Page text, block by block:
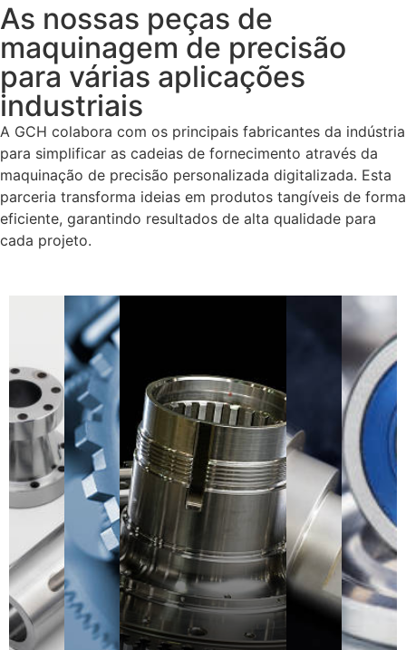
As nossas peças de
maquinagem de precisão
para várias aplicações
industriais
A GCH colabora com os principais fabricantes da indústria
para simplificar as cadeias de fornecimento através da
maquinação de precisão personalizada digitalizada. Esta
parceria transforma ideias em produtos tangíveis de forma
eficiente, garantindo resultados de alta qualidade para
cada projeto.